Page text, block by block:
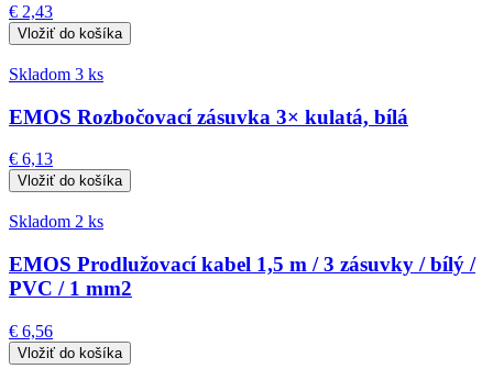
€ 2,43
Skladom 3 ks
EMOS Rozbočovací zásuvka 3× kulatá, bílá
€ 6,13
Skladom 2 ks
EMOS Prodlužovací kabel 1,5 m / 3 zásuvky / bílý /
PVC / 1 mm2
€ 6,56